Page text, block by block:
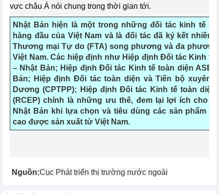
vực châu Á nói chung trong thời gian tới.
Nhật Bản hiện là một trong những đối tác kinh tế
hàng đầu của Việt Nam và là đối tác đã ký kết nhiều
Thương mại Tự do (FTA) song phương và đa
Việt Nam. Các hiệp định như Hiệp định Đối tác Kinh tế
– Nhật Bản; Hiệp định Đối tác Kinh tế toàn diện
Bản; Hiệp định Đối tác toàn diện và Tiến bộ xuyên
Dương (CPTPP); Hiệp định Đối tác Kinh tế toàn
(RCEP) chính là những ưu thế, đem lại lợi ích cho
Nhật Bản khi lựa chọn và tiêu dùng các sản phẩm
cao được sản xuất từ Việt Nam.
Nguồn:Cục Phát triển thị trường nước ngoài